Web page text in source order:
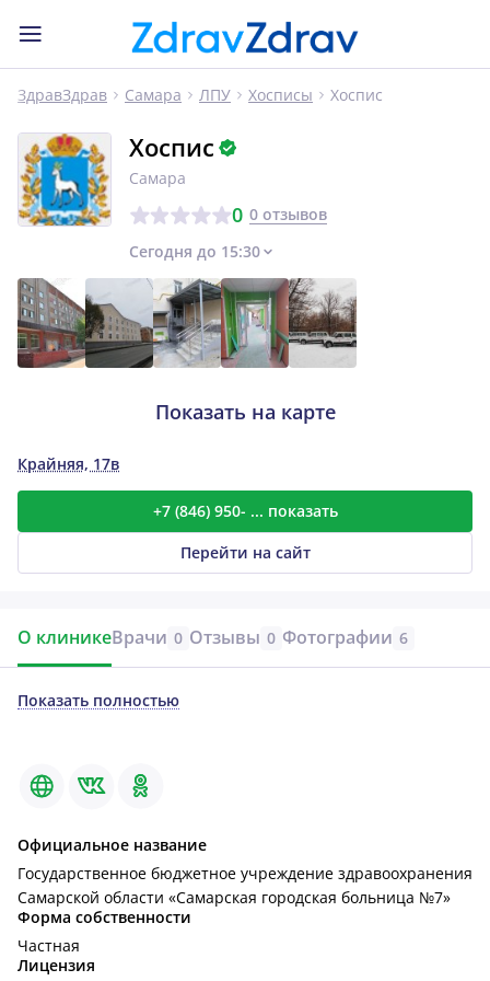
ЗдравЗдрав Самара ЛПУ Хосписы Хоспис
Хоспис
Самара
0 0 отзывов
Сегодня до 15:30
Крайняя, 17в
+7 (846) 950- ... показать
Перейти на сайт
Показать на карте
О клиникеВрачи 0 Отзывы 0 Фотографии 6
Показать полностью
Официальное название
Государственное бюджетное учреждение здравоохранения
Самарской области «Самарская городская больница №7»
Форма собственности
Частная
Лицензия